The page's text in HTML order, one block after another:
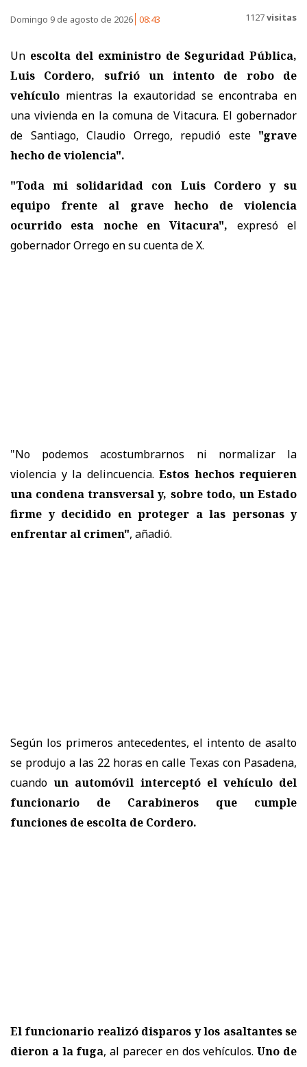
Domingo 9 de agosto de 2026 08:43 1127visitas
Un escolta del exministro de Seguridad Pública,
Luis Cordero, sufrió un intento de robo de
vehículo mientras la exautoridad se encontraba en
una vivienda en la comuna de Vitacura. El gobernador
de Santiago, Claudio Orrego, repudió este"grave
hecho de violencia".
"Toda mi solidaridad con Luis Cordero y su
equipo frente al grave hecho de violencia
ocurrido esta noche en Vitacura", expresó el
gobernador Orrego en su cuenta de X.
"No podemos acostumbrarnos ni normalizar la
violencia y la delincuencia. Estos hechos requieren
una condena transversal y, sobre todo, un Estado
firme y decidido en proteger a las personas y
enfrentar al crimen", añadió.
Según los primeros antecedentes, el intento de asalto
se produjo a las 22 horas en calle Texas con Pasadena,
cuandoun automóvil interceptó el vehículo del
funcionario de Carabineros
que cumple
funciones de escolta de Cordero.
El funcionario realizó disparos y los asaltantes se
dieron a la fuga, al parecer en dos vehículos.Uno de